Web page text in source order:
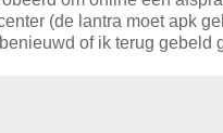
(de lantra moet apk
of ik terug gebeld